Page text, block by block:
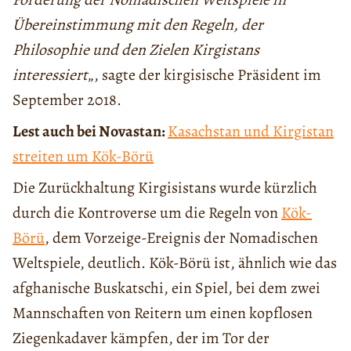
Übereinstimmung mit den Regeln, der
Philosophie und den Zielen Kirgistans
interessiert„, sagte der kirgisische Präsident im
September 2018.
Lest auch bei Novastan:Kasachstan und Kirgistan
streiten um Kök-Börü
Die Zurückhaltung Kirgisistans wurde kürzlich
durch die Kontroverse um die Regeln vonKök-
Börü, dem Vorzeige-Ereignis der Nomadischen
Weltspiele, deutlich. Kök-Börü ist, ähnlich wie das
afghanische Buskatschi, ein Spiel, bei dem zwei
Mannschaften von Reitern um einen kopflosen
Ziegenkadaver kämpfen, der im Tor der